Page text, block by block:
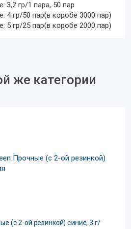
3,2 гр/1 пара, 50 пар
4 гр/50 пар(в коробе 3000 пар)
5 гр/25 пар(в коробе 2000 пар)
же категории
(с 2-ой резинкой) синие, 3 г/